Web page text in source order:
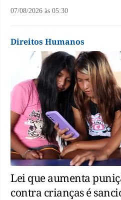
07/08/2026 às 05:30
Direitos Humanos
Lei que aumenta
contra crianças é